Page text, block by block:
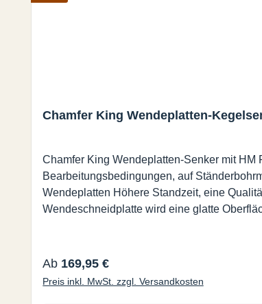
Chamfer King Wendeplatten-
Chamfer King Wendeplatten-Senker mit
Bearbeitungsbedingungen, auf
Wendeplatten Höhere Standzeit, eine
Wendeschneidplatte wird eine glatte
Regulärer Preis:
Ab 169,95 €
Preis inkl. MwSt. zzgl. Versandkosten